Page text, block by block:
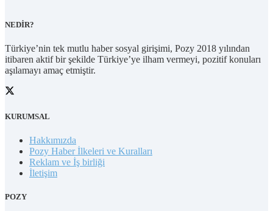
NEDİR?
Türkiye’nin tek mutlu haber sosyal girişimi, Pozy 2018 yılından
itibaren aktif bir şekilde Türkiye’ye ilham vermeyi, pozitif konuları
aşılamayı amaç etmiştir.
KURUMSAL
Hakkımızda
Pozy Haber İlkeleri ve Kuralları
Reklam ve İş birliği
İletişim
POZY